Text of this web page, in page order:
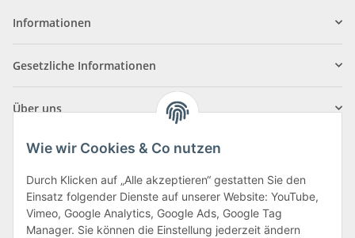
Informationen
Gesetzliche Informationen
Über uns
Klagenfurter Straße 29
9556 Liebenfels
Wie wir Cookies & Co nutzen
Durch Klicken auf „Alle akzeptieren“ gestatten Sie den
Einsatz folgender Dienste auf unserer Website: YouTube,
Vimeo, Google Analytics, Google Ads, Google Tag
Manager. Sie können die Einstellung jederzeit ändern